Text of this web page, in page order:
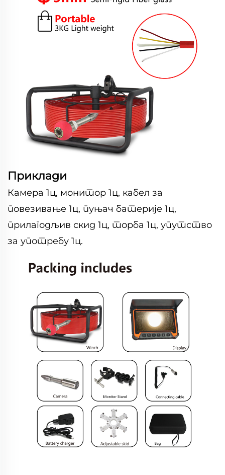
Приклади
Камера 1ц, монитор 1ц, кабел за
повезивање 1ц, пуњач батерије 1ц,
прилагодљив скид 1ц, торба 1ц, упутство
за употребу 1ц.